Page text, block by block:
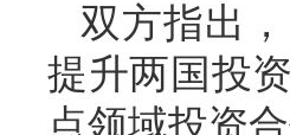
双方指出
提升两国投
点领域投资合